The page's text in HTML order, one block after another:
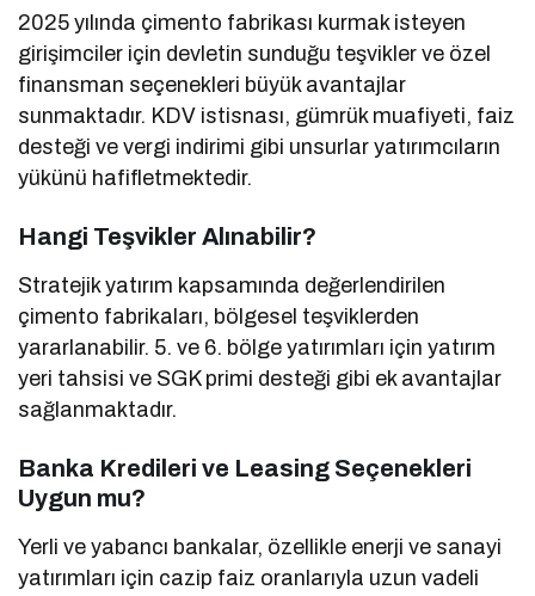
2025 yılında çimento fabrikası kurmak isteyen
girişimciler için devletin sunduğu teşvikler ve özel
finansman seçenekleri büyük avantajlar
sunmaktadır. KDV istisnası, gümrük muafiyeti, faiz
desteği ve vergi indirimi gibi unsurlar yatırımcıların
yükünü hafifletmektedir.
Hangi Teşvikler Alınabilir?
Stratejik yatırım kapsamında değerlendirilen
çimento fabrikaları, bölgesel teşviklerden
yararlanabilir. 5. ve 6. bölge yatırımları için yatırım
yeri tahsisi ve SGK primi desteği gibi ek avantajlar
sağlanmaktadır.
Banka Kredileri ve Leasing Seçenekleri
Uygun mu?
Yerli ve yabancı bankalar, özellikle enerji ve sanayi
yatırımları için cazip faiz oranlarıyla uzun vadeli